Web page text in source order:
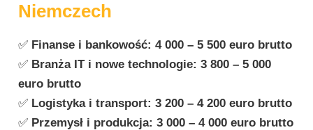
Niemczech
✅ Finanse i bankowość: 4 000 – 5 500 euro brutto
✅ Branża IT i nowe technologie: 3 800 – 5 000
euro brutto
✅ Logistyka i transport: 3 200 – 4 200 euro brutto
✅ Przemysł i produkcja: 3 000 – 4 000 euro brutto